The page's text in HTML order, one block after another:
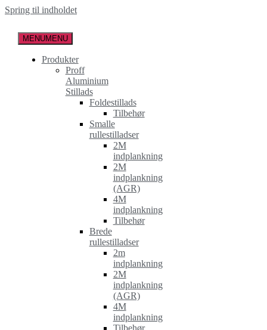
Spring til indholdet
MENUMENU
Produkter
Proff
Aluminium
Stillads
Foldestillads
Tilbehør
Smalle
rullestilladser
2M
indplankning
2M
indplankning
(AGR)
4M
indplankning
Tilbehør
Brede
rullestilladser
2m
indplankning
2M
indplankning
(AGR)
4M
indplankning
Tilbehør